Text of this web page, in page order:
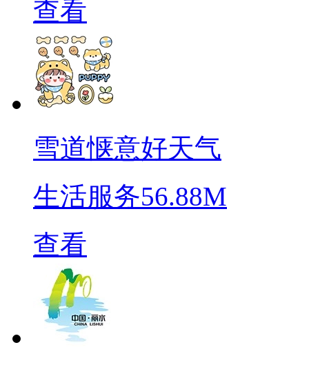
查看
雪道惬意好天气
生活服务56.88M
查看